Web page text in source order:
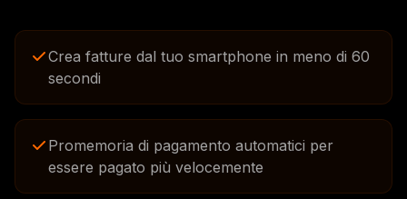
Crea fatture dal tuo smartphone in meno di 60
secondi
Promemoria di pagamento automatici per
essere pagato più velocemente